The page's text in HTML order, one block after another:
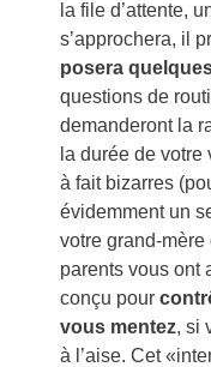
la file d’attente,
s’approchera, il
posera
questions de
demanderont la
la durée de
à fait bizarres
évidemment un
votre grand-
parents vous ont
conçu pour
vous mentez, si
à l’aise. Cet